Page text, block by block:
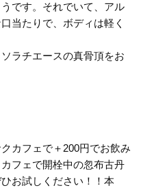
です。それでいて、アル
当たりで、ボディは軽く
ラチエースの真骨頂をお
カフェで＋200円でお飲み
フェで開栓中の忽布古丹
お試しください！！本